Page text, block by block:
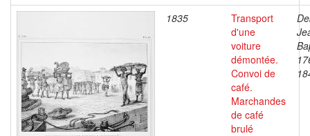
1835
Transport
d'une
voiture
démontée.
Convoi de
café.
Marchandes
de café
brulé